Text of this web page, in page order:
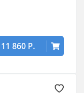
11 860 Р.